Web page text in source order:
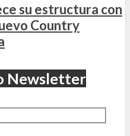
su estructura con
Country
Newsletter